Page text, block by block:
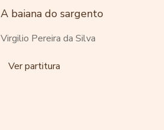
A baiana do sargento
Virgilio Pereira da Silva
Ver partitura